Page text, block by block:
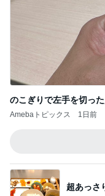
のこぎりで左手を切っ
Amebaトピックス 1日前
超あっさ